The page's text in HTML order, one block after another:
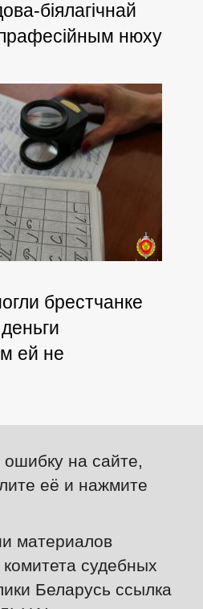
біялагічнай
нюху
брестчанке
ей не
на сайте,
её и нажмите
материалов
судебных
Беларусь ссылка